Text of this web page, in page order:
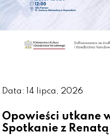
Data: 14 lipca, 2026
Opowieści utkane
Spotkanie z